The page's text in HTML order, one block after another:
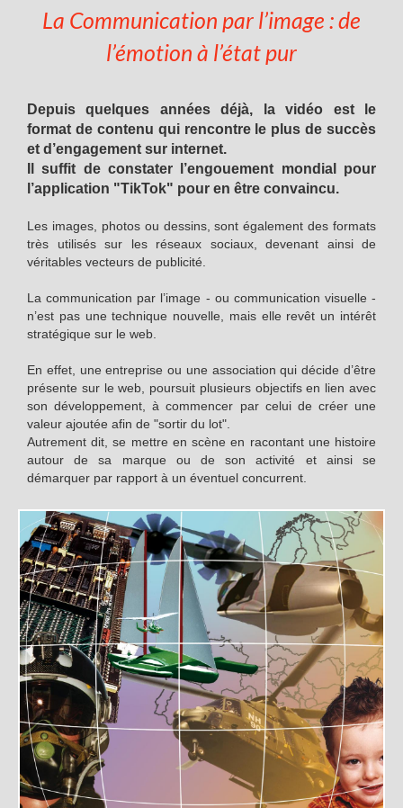
La Communication par l’image : de
l’émotion à l’état pur
Depuis quelques années déjà, la vidéo est le
format de contenu qui rencontre le plus de succès
et d’engagement sur internet.
Il suffit de constater l’engouement mondial pour
l’application "TikTok" pour en être convaincu.
Les images, photos ou dessins, sont également des formats
très utilisés sur les réseaux sociaux, devenant ainsi de
véritables vecteurs de publicité.
La communication par l’image - ou communication visuelle -
n’est pas une technique nouvelle, mais elle revêt un intérêt
stratégique sur le web.
En effet, une entreprise ou une association qui décide d’être
présente sur le web, poursuit plusieurs objectifs en lien avec
son développement, à commencer par celui de créer une
valeur ajoutée afin de "sortir du lot".
Autrement dit, se mettre en scène en racontant une histoire
autour de sa marque ou de son activité et ainsi se
démarquer par rapport à un éventuel concurrent.